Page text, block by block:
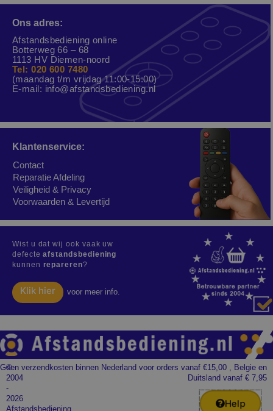
Ons adres:
Afstandsbediening online
Botterweg 66 – 68
1113 HV Diemen-noord
Tel: 020 600 7480
(maandag t/m vrijdag 11:00-15:00)
E-mail: info@afstandsbediening.nl
Klantenservice:
Contact
Reparatie Afdeling
Veiligheid & Privacy
Voorwaarden & Levertijd
Wist u dat wij ook vaak uw
defecteafstandsbediening
kunnen repareren?
Klik hier voor meer info.
©
2004
-
2026
Afstandsbediening
Geen verzendkosten binnen Nederland voor orders vanaf €15,00 , Belgie en
Duitsland vanaf € 7,95
Help